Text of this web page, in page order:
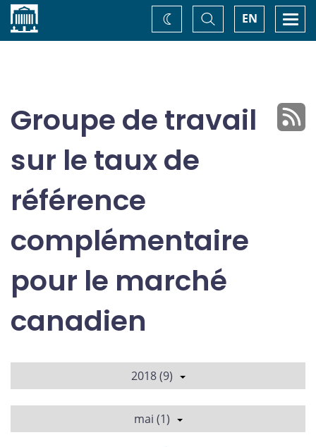
Accueil EN
Basculer
la
recherche
Changez
de
Groupe de travail
sur le taux de
référence
complémentaire
pour le marché
canadien
2018 (9)
mai (1)